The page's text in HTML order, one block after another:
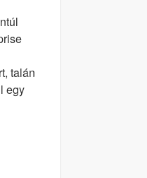
talán
egy